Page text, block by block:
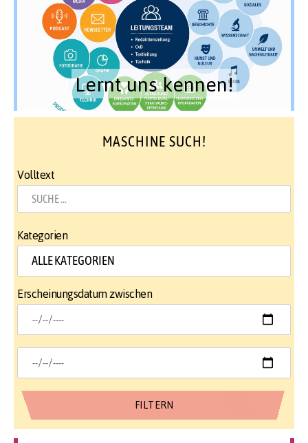
Lernt uns kennen!
MASCHINE SUCH!
Volltext
Kategorien
Erscheinungsdatum zwischen